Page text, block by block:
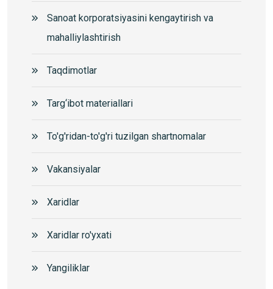
Sanoat korporatsiyasini kengaytirish va
mahalliylashtirish
Taqdimotlar
Targ‘ibot materiallari
To'g'ridan-to'g'ri tuzilgan shartnomalar
Vakansiyalar
Xaridlar
Xaridlar ro'yxati
Yangiliklar